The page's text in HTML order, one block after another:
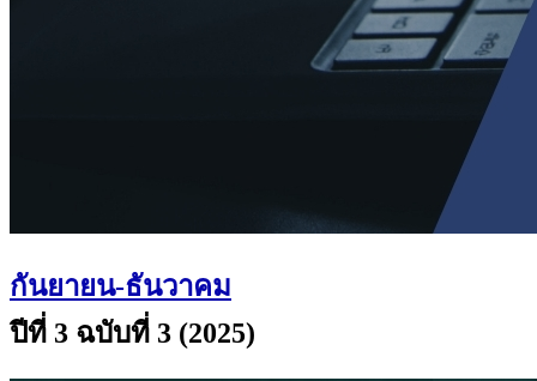
กันยายน-ธันวาคม
ปีที่ 3 ฉบับที่ 3 (2025)